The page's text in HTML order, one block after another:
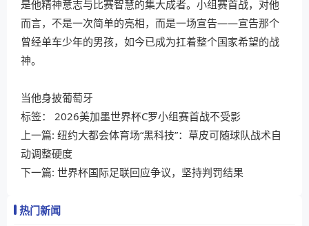
是他精神意志与比赛智慧的集大成者。小组赛首战，对他
而言，不是一次简单的亮相，而是一场宣告——宣告那个
曾经单车少年的男孩，如今已成为扛着整个国家希望的战
神。
当他身披葡萄牙
标签： 2026美加墨世界杯C罗小组赛首战不受影
上一篇: 纽约大都会体育场“黑科技”：草皮可随球队战术自
动调整硬度
下一篇: 世界杯国际足联回应争议，坚持判罚结果
热门新闻